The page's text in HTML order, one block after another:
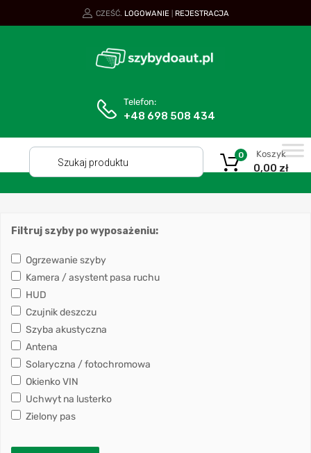
CZEŚĆ. LOGOWANIE REJESTRACJA
Telefon:
+48 698 508 434
Koszyk
0,00 zł
0
Filtruj szyby po wyposażeniu:
Ogrzewanie szyby
Kamera / asystent pasa ruchu
HUD
Czujnik deszczu
Szyba akustyczna
Antena
Solaryczna / fotochromowa
Okienko VIN
Uchwyt na lusterko
Zielony pas